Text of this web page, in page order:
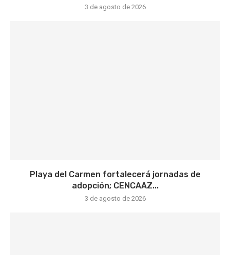
3 de agosto de 2026
Playa del Carmen fortalecerá jornadas de
adopción; CENCAAZ...
3 de agosto de 2026